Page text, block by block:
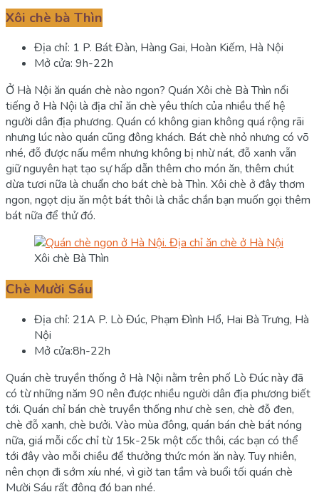
Xôi chè bà Thìn
Địa chỉ: 1 P. Bát Đàn, Hàng Gai, Hoàn Kiếm, Hà Nội
Mở cửa: 9h-22h
Ở Hà Nội ăn quán chè nào ngon? Quán Xôi chè Bà Thìn nổi
tiếng ở Hà Nội là địa chỉ ăn chè yêu thích của nhiều thế hệ
người dân địa phương. Quán có không gian không quá rộng rãi
nhưng lúc nào quán cũng đông khách. Bát chè nhỏ nhưng có võ
nhé, đỗ được nấu mềm nhưng không bị nhừ nát, đỗ xanh vẫn
giữ nguyên hạt tạo sự hấp dẫn thêm cho món ăn, thêm chút
dừa tươi nữa là chuẩn cho bát chè bà Thìn. Xôi chè ở đây thơm
ngon, ngọt dịu ăn một bát thôi là chắc chắn bạn muốn gọi thêm
bát nữa để thử đó.
Xôi chè Bà Thìn
Chè Mười Sáu
Địa chỉ: 21A P. Lò Đúc, Phạm Đình Hổ, Hai Bà Trưng, Hà
Nội
Mở cửa:8h-22h
Quán chè truyền thống ở Hà Nội nằm trên phố Lò Đúc này đã
có từ những năm 90 nên được nhiều người dân địa phương biết
tới. Quán chỉ bán chè truyền thống như chè sen, chè đỗ đen,
chè đỗ xanh, chè bưởi. Vào mùa đông, quán bán chè bát nóng
nữa, giá mỗi cốc chỉ từ 15k-25k một cốc thôi, các bạn có thể
tới đây vào mỗi chiều để thưởng thức món ăn này. Tuy nhiên,
nên chọn đi sớm xíu nhé, vì giờ tan tầm và buổi tối quán chè
Mười Sáu rất đông đó bạn nhé.